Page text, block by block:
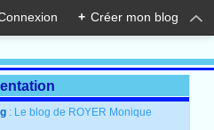
+ Créer mon blog
: Le blog de ROYER Monique